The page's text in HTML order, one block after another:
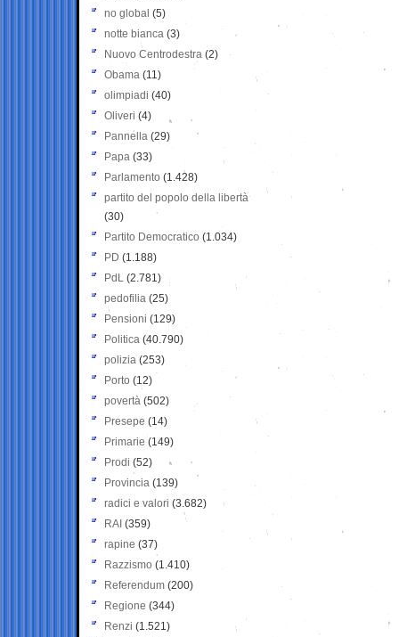
no global (5)
notte bianca (3)
Nuovo Centrodestra (2)
Obama (11)
olimpiadi (40)
Oliveri (4)
Pannella (29)
Papa (33)
Parlamento (1.428)
partito del popolo della libertà
(30)
Partito Democratico (1.034)
PD (1.188)
PdL (2.781)
pedofilia (25)
Pensioni (129)
Politica (40.790)
polizia (253)
Porto (12)
povertà (502)
Presepe (14)
Primarie (149)
Prodi (52)
Provincia (139)
radici e valori (3.682)
RAI (359)
rapine (37)
Razzismo (1.410)
Referendum (200)
Regione (344)
Renzi (1.521)